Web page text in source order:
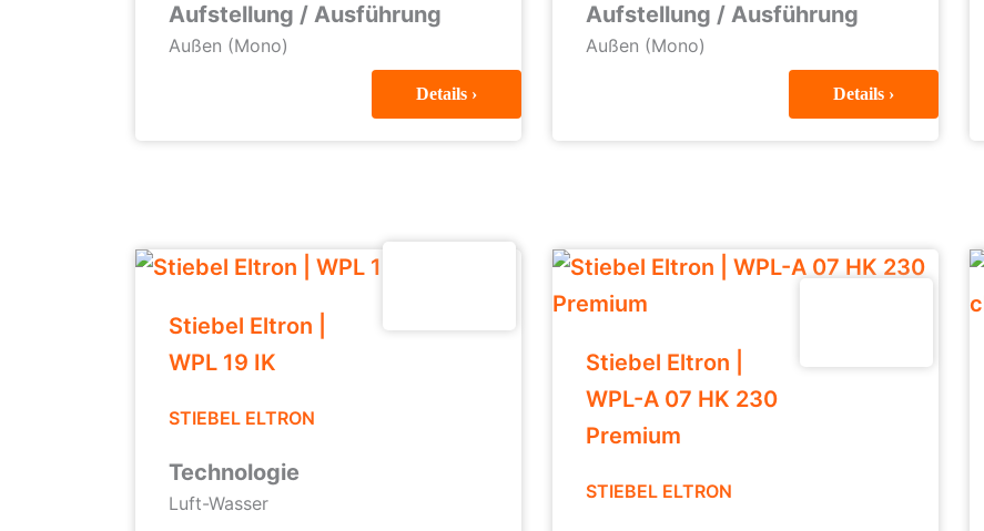
Aufstellung / Ausführung
Außen (Mono)
Details ›
Aufstellung / Ausführung
Außen (Mono)
Details ›
Stiebel Eltron |
WPL 19 IK
STIEBEL ELTRON
Technologie
Luft-Wasser
Stiebel Eltron |
WPL-A 07 HK 230
Premium
STIEBEL ELTRON